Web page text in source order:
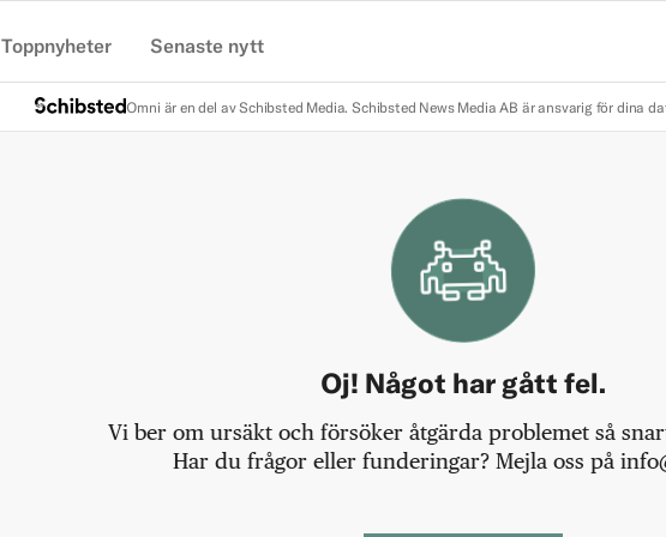
Toppnyheter Senaste nytt
Omni är en del av Schibsted Media. Schibsted News Media AB är ansvarig för dina
Oj! Något har gått fel.
Vi ber om ursäkt och försöker åtgärda problemet så
Har du frågor eller funderingar? Mejla oss på